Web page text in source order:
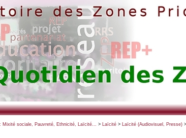
Mixité sociale, Pauvreté, Ethnicité, Laïcité... > Laïcité> Laïcité (Audiovisuel, Presse)>